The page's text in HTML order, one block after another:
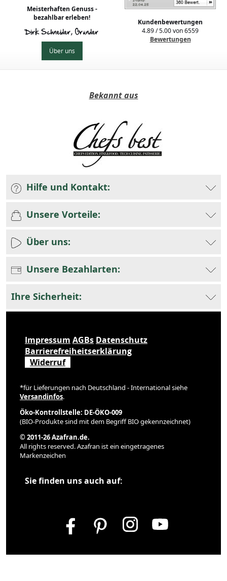
Meisterhaften Genuss -
bezahlbar erleben!
Dirk Schneider, Gründer
Über uns
Kundenbewertungen
4.89/5.00von6559
Bewertungen
Bekannt aus
Hilfe und Kontakt:
Unsere Vorteile:
Über uns:
Unsere Bezahlarten:
Ihre Sicherheit:
Impressum AGBs Datenschutz
Barrierefreiheitserklärung
Widerruf
*für Lieferungen nach Deutschland - International siehe
Versandinfos.
Öko-Kontrollstelle: DE-ÖKO-009
(BIO-Produkte sind mit dem Begriff BIO gekennzeichnet)
© 2011-26 Azafran.de.
All rights reserved. Azafran ist ein eingetragenes
Markenzeichen
Sie finden uns auch auf: